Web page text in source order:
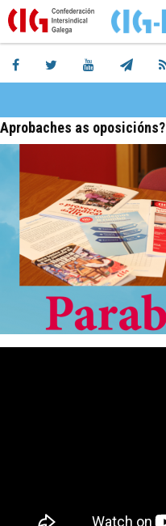
Aprobaches as oposicións?